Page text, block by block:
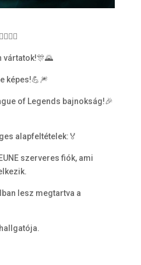
vártatok!🎊🌄
képes!💪🎆
of Legends bajnokság!🎉
alapfeltételek:🏅
szerveres fiók, ami
lesz megtartva a